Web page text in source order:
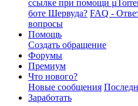
ссылке при помощи
боте Шервуда? FAQ -
вопросы
Помощь
Создать обращение
Форумы
Премиум
Что нового?
Новые сообщения
Заработать